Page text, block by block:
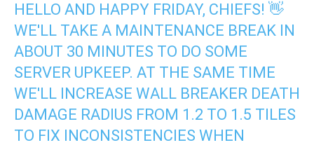
HELLO AND HAPPY FRIDAY, CHIEFS! 👋
WE'LL TAKE A MAINTENANCE BREAK IN
ABOUT 30 MINUTES TO DO SOME
SERVER UPKEEP. AT THE SAME TIME
WE'LL INCREASE WALL BREAKER DEATH
DAMAGE RADIUS FROM 1.2 TO 1.5 TILES
TO FIX INCONSISTENCIES WHEN